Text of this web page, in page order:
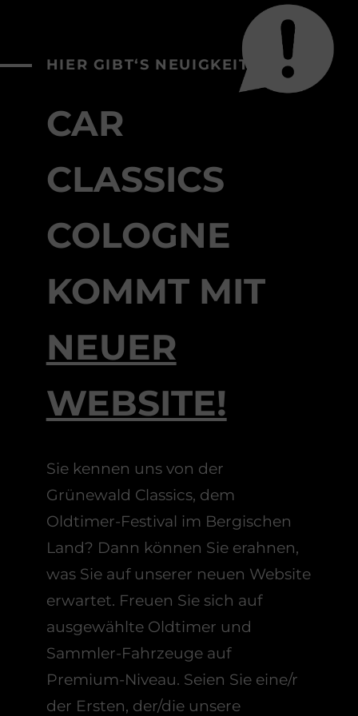
HIER GIBT‘S NEUIGKEITEN
CAR
CLASSICS
COLOGNE
KOMMT MIT
NEUER
WEBSITE!
Sie kennen uns von der
Grünewald Classics, dem
Oldtimer-Festival im Bergischen
Land? Dann können Sie erahnen,
was Sie auf unserer neuen Website
erwartet. Freuen Sie sich auf
ausgewählte Oldtimer und
Sammler-Fahrzeuge auf
Premium-Niveau. Seien Sie eine/r
der Ersten, der/die unsere